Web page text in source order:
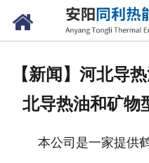
【新闻】河北导
北导热油和矿物
本公司是一家提供